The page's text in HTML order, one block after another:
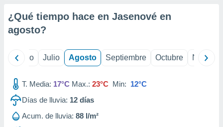
¿Qué tiempo hace en Jasenové en
agosto?
Junio Julio Agosto Septiembre Octubre
T. Media: 17°C Max.: 23°C Min: 12°C
Días de lluvia: 12 días
Acum. de lluvia: 88 l/m²